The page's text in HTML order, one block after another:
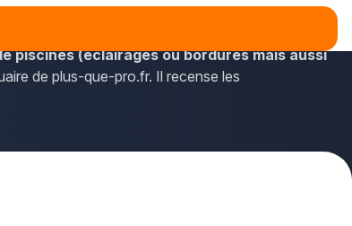
piscines (éclairages ou bordures mais aussi
de plus-que-pro.fr. Il recense les